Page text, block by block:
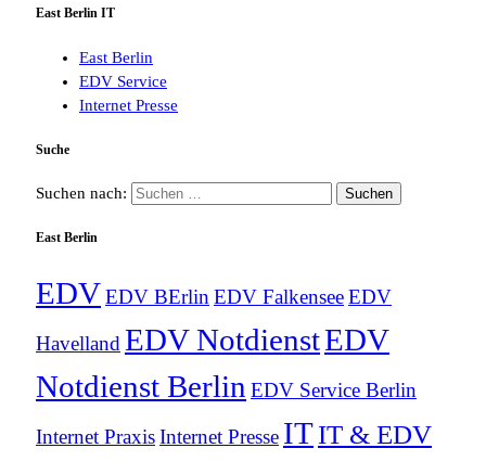
East Berlin IT
East Berlin
EDV Service
Internet Presse
Suche
Suchen nach:
East Berlin
EDVEDV BErlin EDV FalkenseeEDV
Havelland EDV NotdienstEDV
Notdienst Berlin EDV Service Berlin
Internet PraxisInternet Presse ITIT & EDV